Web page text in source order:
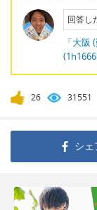
回答し
「大
(1h1666
26 31551
シェ